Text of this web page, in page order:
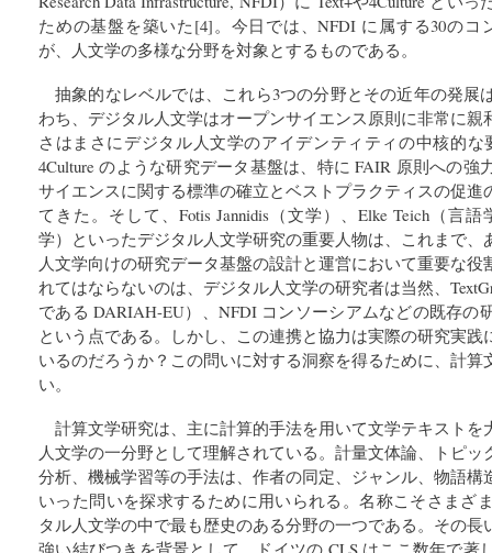
ための基盤を築いた[4]。今日では、NFDI に属する30のコ
が、人文学の多様な分野を対象とするものである。
抽象的なレベルでは、これら3つの分野とその近年の発展
わち、デジタル人文学はオープンサイエンス原則に非常に
さはまさにデジタル人文学のアイデンティティの中核的な
4Culture のような研究データ基盤は、特に FAIR 原則への強
サイエンスに関する標準の確立とベストプラクティスの促進
てきた。そして、Fotis Jannidis（文学）、Elke Teich（言語
学）といったデジタル人文学研究の重要人物は、これまで、
人文学向けの研究データ基盤の設計と運営において重要な
れてはならないのは、デジタル人文学の研究者は当然、
である DARIAH-EU）、NFDI コンソーシアムなどの既存の
という点である。しかし、この連携と協力は実際の研究実
いるのだろうか？この問いに対する洞察を得るために、計
い。
計算文学研究は、主に計算的手法を用いて文学テキストを
人文学の一分野として理解されている。計量文体論、トピ
分析、機械学習等の手法は、作者の同定、ジャンル、物語構
いった問いを探求するために用いられる。名称こそさまざ
タル人文学の中で最も歴史のある分野の一つである。その
強い結びつきを背景として、ドイツの CLS はここ数年で著